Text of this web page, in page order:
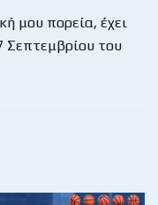
μου πορεία, έχει
Σεπτεμβρίου του